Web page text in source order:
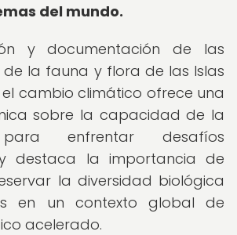
del mundo.
y documentación de las
la fauna y flora de las Islas
cambio climático ofrece una
sobre la capacidad de la
enfrentar desafíos
destaca la importancia de
la diversidad biológica
en un contexto global de
acelerado.